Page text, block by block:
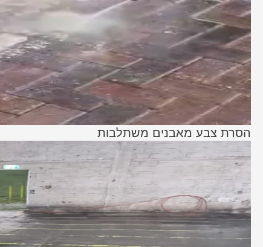
הסרת צבע מאבנים משתלבות